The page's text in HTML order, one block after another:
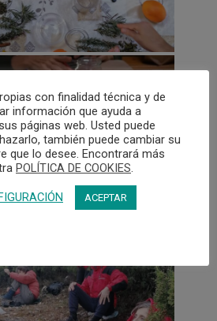
con finalidad técnica y de
información que ayuda a
páginas web. Usted puede
también puede cambiar su
que lo desee. Encontrará más
POLÍTICA DE COOKIES
ACEPTAR